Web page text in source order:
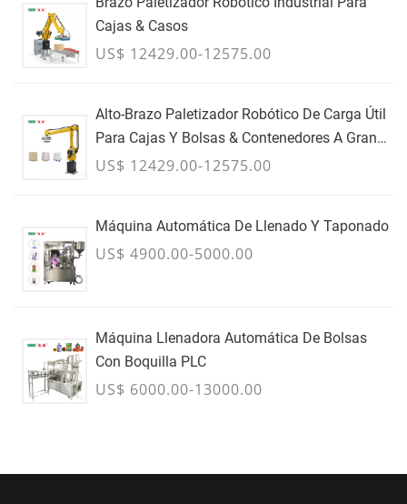
Cajas & Casos
US$ 12429.00-12575.00
Alto-Brazo Paletizador Robótico De Carga Útil
Para Cajas Y Bolsas & Contenedores A Granel
- JULIO
US$ 12429.00-12575.00
Máquina Automática De Llenado Y Taponado
US$ 4900.00-5000.00
Máquina Llenadora Automática De Bolsas
Con Boquilla PLC
US$ 6000.00-13000.00